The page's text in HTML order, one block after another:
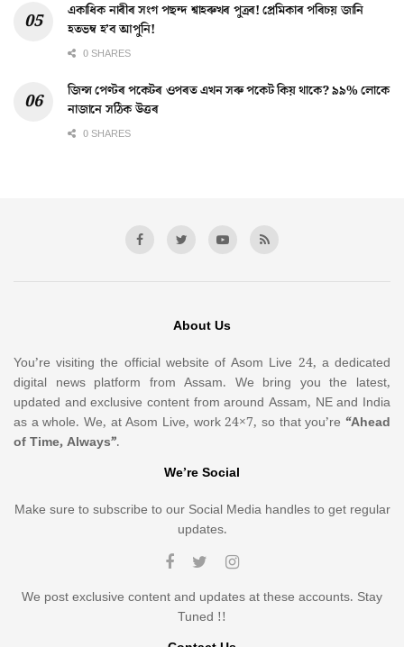
একাধিক নাৰীৰ সংগ পছন্দ শ্বাহৰুখৰ পুত্ৰৰ! প্ৰেমিকাৰ পৰিচয় জানি
হতভম্ব হ’ব আপুনি!
0 SHARES
জিন্স পেণ্টৰ পকেটৰ ওপৰত এখন সৰু পকেট কিয় থাকে? ৯৯% লোকে
নাজানে সঠিক উত্তৰ
0 SHARES
About Us
You’re visiting the official website of Asom Live 24, a dedicated
digital news platform from Assam. We bring you the latest,
updated and exclusive content from around Assam, NE and India
as a whole. We, at Asom Live, work 24×7, so that you’re “Ahead
of Time, Always”.
We’re Social
Make sure to subscribe to our Social Media handles to get regular
updates.
We post exclusive content and updates at these accounts. Stay
Tuned !!